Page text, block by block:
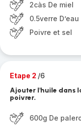
2càs De miel
0.5verre D’eau
Poivre et sel
Etape 2 /6
Ajouter l'huile dans
poivrer.
600g De